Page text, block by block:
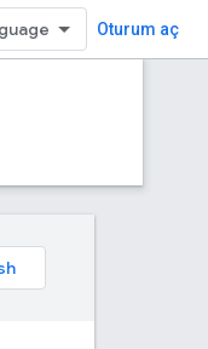
Oturum aç